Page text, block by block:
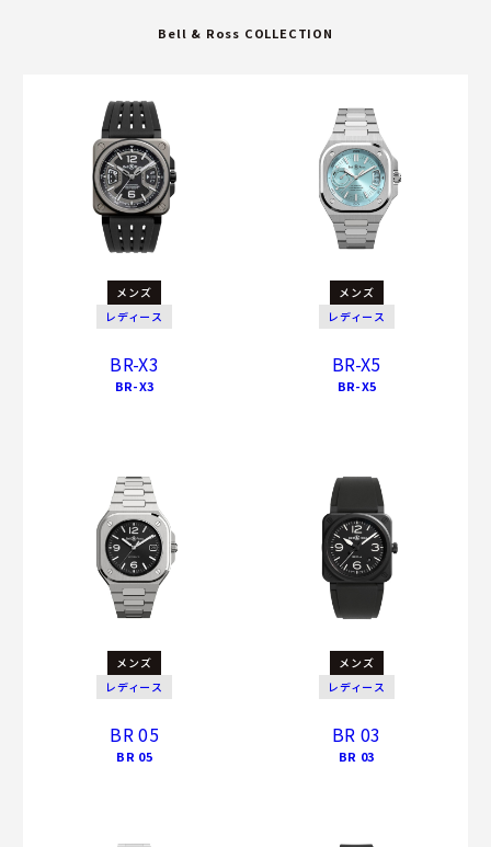
Bell & Ross COLLECTION
メンズ
レディース
BR-X3
BR-X3
メンズ
レディース
BR-X5
BR-X5
メンズ
レディース
BR 05
BR 05
メンズ
レディース
BR 03
BR 03